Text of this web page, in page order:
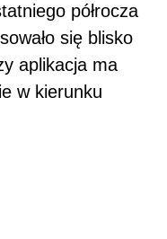
półrocza
się blisko
aplikacja ma
w kierunku